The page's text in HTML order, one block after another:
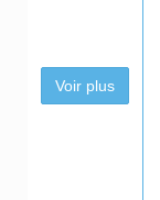
Voir plus